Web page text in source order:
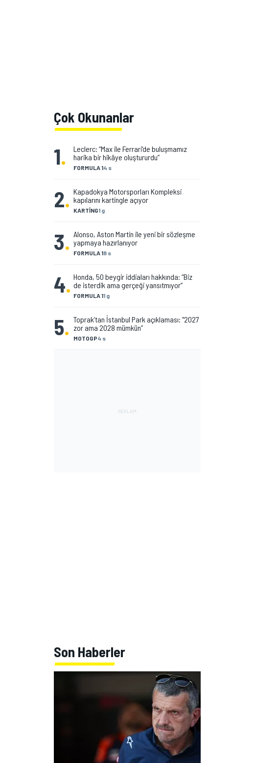
Çok Okunanlar
1. FORMULA 14 s
Leclerc: “Max ile Ferrari'de buluşmamız
harika bir hikâye oluştururdu”
2. KARTING1 g
Kapadokya Motorsporları Kompleksi
kapılarını kartingle açıyor
3. FORMULA 18 s
Alonso, Aston Martin ile yeni bir sözleşme
yapmaya hazırlanıyor
4. FORMULA 11 g
Honda, 50 beygir iddiaları hakkında: “Biz
de isterdik ama gerçeği yansıtmıyor”
5. MOTOGP4 s
Toprak’tan İstanbul Park açıklaması: "2027
zor ama 2028 mümkün”
Son Haberler